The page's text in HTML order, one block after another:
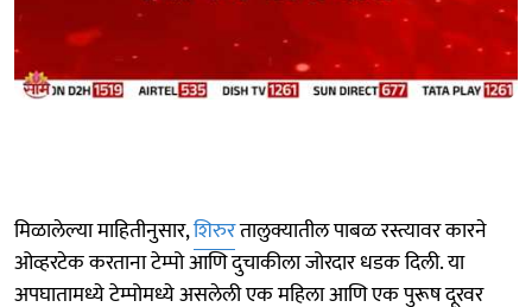
मिळालेल्या माहितीनुसार,शिरुरतालुक्यातील पाबळ रस्त्यावर कारने
ओव्हरटेक करताना टेम्पो आणि दुचाकीला जोरदार धडक दिली. या
अपघातामध्ये टेम्पोमध्ये असलेली एक महिला आणि एक पुरूष दूरवर